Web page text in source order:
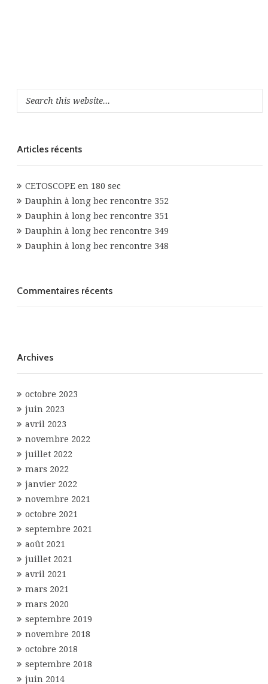
Articles récents
CETOSCOPE en 180 sec
Dauphin à long bec rencontre 352
Dauphin à long bec rencontre 351
Dauphin à long bec rencontre 349
Dauphin à long bec rencontre 348
Commentaires récents
Archives
octobre 2023
juin 2023
avril 2023
novembre 2022
juillet 2022
mars 2022
janvier 2022
novembre 2021
octobre 2021
septembre 2021
août 2021
juillet 2021
avril 2021
mars 2021
mars 2020
septembre 2019
novembre 2018
octobre 2018
septembre 2018
juin 2014